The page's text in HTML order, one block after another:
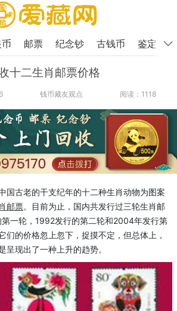
邮票 纪念钞 古钱币 鉴定
十二生肖邮票价格
钱币藏友观点 阅读：1118
国古老的干支纪年的十二种生肖动物为图案
邮票。目前为止，国内共发行过三轮生肖邮
一轮，1992发行的第二轮和2004年发行第
们的价格忽上忽下，捉摸不定，但总体上，
呈现出了一种上升的趋势。